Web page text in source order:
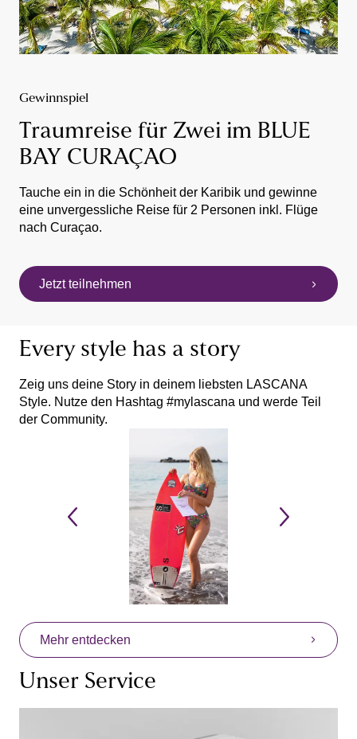
Gewinnspiel
Traumreise für Zwei im BLUE
BAY CURAÇAO
Tauche ein in die Schönheit der Karibik und gewinne
eine unvergessliche Reise für 2 Personen inkl. Flüge
nach Curaçao.
Jetzt teilnehmen
Every style has a story
Zeig uns deine Story in deinem liebsten LASCANA
Style. Nutze den Hashtag #mylascana und werde Teil
der Community.
Mehr entdecken
Unser Service